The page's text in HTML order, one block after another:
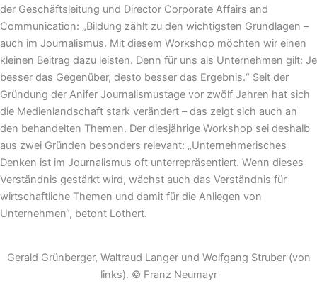
der Geschäftsleitung und Director Corporate Affairs and
Communication: „Bildung zählt zu den wichtigsten Grundlagen –
auch im Journalismus. Mit diesem Workshop möchten wir einen
kleinen Beitrag dazu leisten. Denn für uns als Unternehmen gilt: Je
besser das Gegenüber, desto besser das Ergebnis.“ Seit der
Gründung der Anifer Journalismustage vor zwölf Jahren hat sich
die Medienlandschaft stark verändert – das zeigt sich auch an
den behandelten Themen. Der diesjährige Workshop sei deshalb
aus zwei Gründen besonders relevant: „Unternehmerisches
Denken ist im Journalismus oft unterrepräsentiert. Wenn dieses
Verständnis gestärkt wird, wächst auch das Verständnis für
wirtschaftliche Themen und damit für die Anliegen von
Unternehmen“, betont Lothert.
Gerald Grünberger, Waltraud Langer und Wolfgang Struber (von
links). © Franz Neumayr